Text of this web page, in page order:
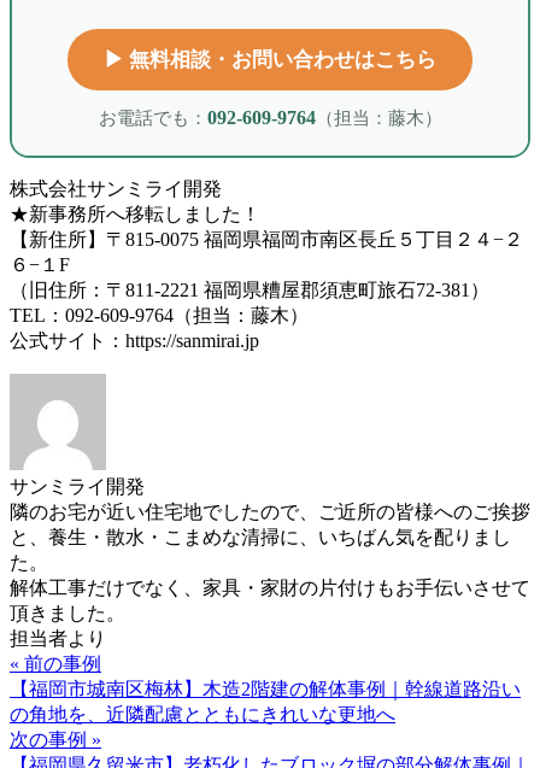
▶︎ 無料相談・お問い合わせはこちら
お電話でも： 092-609-9764（担当：藤木）
株式会社サンミライ開発
★新事務所へ移転しました！
【新住所】〒815-0075 福岡県福岡市南区長丘５丁目２４−２
６−１F
（旧住所：〒811-2221 福岡県糟屋郡須恵町旅石72-381）
TEL：092-609-9764（担当：藤木）
公式サイト：https://sanmirai.jp
サンミライ開発
隣のお宅が近い住宅地でしたので、ご近所の皆様へのご挨拶
と、養生・散水・こまめな清掃に、いちばん気を配りまし
た。
解体工事だけでなく、家具・家財の片付けもお手伝いさせて
頂きました。
担当者より
« 前の事例
【福岡市城南区梅林】木造2階建の解体事例｜幹線道路沿い
の角地を、近隣配慮とともにきれいな更地へ
次の事例 »